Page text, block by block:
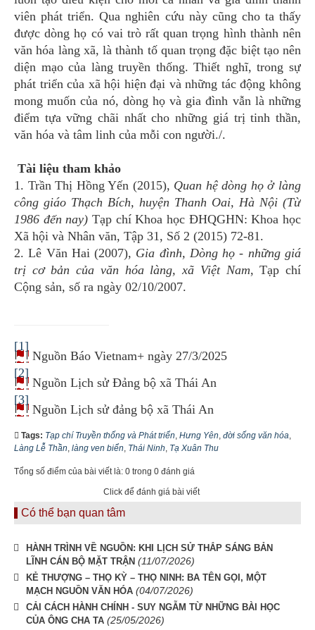
viên phát triển. Qua nghiên cứu này cũng cho ta thấy
được dòng họ có vai trò rất quan trọng hình thành nên
văn hóa làng xã, là thành tố quan trọng đặc biệt tạo nên
diện mạo của làng truyền thống. Thiết nghĩ, trong sự
phát triển của xã hội hiện đại và những tác động không
mong muốn của nó, dòng họ và gia đình vẫn là những
điểm tựa vững chãi nhất cho những giá trị tinh thần,
văn hóa và tâm linh của mỗi con người./.
Tài liệu tham khảo
1. Trần Thị Hồng Yến (2015), Quan hệ dòng họ ở làng
công giáo Thạch Bích, huyện Thanh Oai, Hà Nội (Từ
1986 đến nay) Tạp chí Khoa học ĐHQGHN: Khoa học
Xã hội và Nhân văn, Tập 31, Số 2 (2015) 72-81.
2. Lê Văn Hai (2007), Gia đình, Dòng họ - những giá
trị cơ bản của văn hóa làng, xã Việt Nam, Tạp chí
Cộng sản, số ra ngày 02/10/2007.
[1]
Nguồn Báo Vietnam+ ngày 27/3/2025
[2]
Nguồn Lịch sử Đảng bộ xã Thái An
[3]
Nguồn Lịch sử đảng bộ xã Thái An
Tags: Tạp chí Truyền thống và Phát triển, Hưng Yên, đời sống văn hóa,
Làng Lễ Thần, làng ven biển, Thái Ninh, Tạ Xuân Thu
Tổng số điểm của bài viết là: 0 trong 0 đánh giá
Click để đánh giá bài viết
Có thể bạn quan tâm
HÀNH TRÌNH VỀ NGUỒN: KHI LỊCH SỬ THẮP SÁNG BẢN
LĨNH CÁN BỘ MẶT TRẬN (11/07/2026)
KẺ THƯỢNG – THỌ KỲ – THỌ NINH: BA TÊN GỌI, MỘT
MẠCH NGUỒN VĂN HÓA (04/07/2026)
CẢI CÁCH HÀNH CHÍNH - SUY NGẪM TỪ NHỮNG BÀI HỌC
CỦA ÔNG CHA TA (25/05/2026)